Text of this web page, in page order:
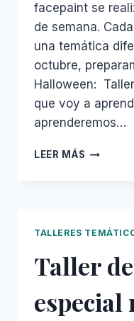
facepaint se
de semana.
una temática
octubre,
Halloween:
que voy a
aprenderemos…
LEER MÁS TALLER
TALLERES
Taller
especial